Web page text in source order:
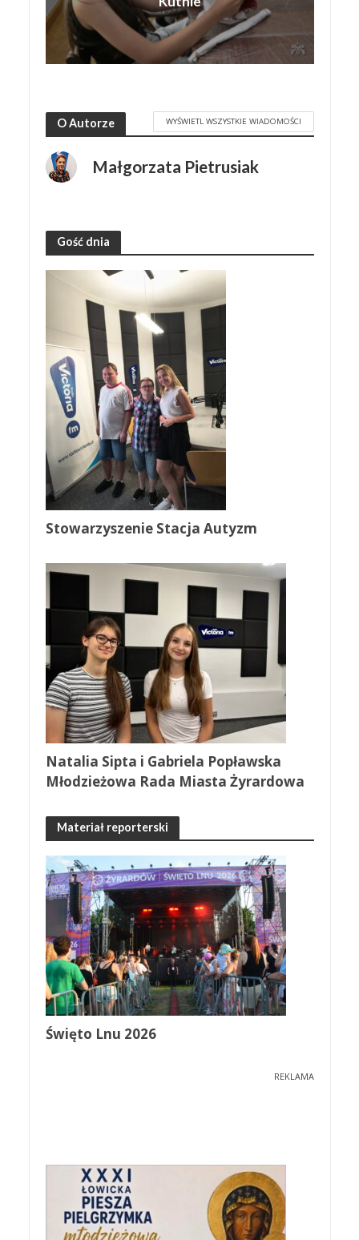
O Autorze WYŚWIETL WSZYSTKIE WIADOMOŚCI
Małgorzata Pietrusiak
Gość dnia
Stowarzyszenie Stacja Autyzm
Natalia Sipta i Gabriela Popławska
Młodzieżowa Rada Miasta Żyrardowa
Materiał reporterski
Święto Lnu 2026
REKLAMA